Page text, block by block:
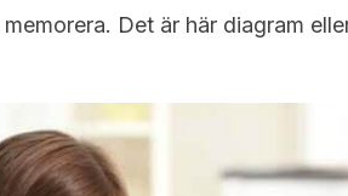
Det är här diagram